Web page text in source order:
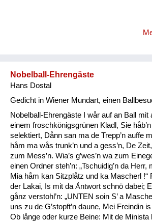
Nobelball-Ehrengäste
Hans Dostal
Gedicht in Wiener Mundart, einen
Nobelball-Ehrengäste I wår auf an Ball mit
einem froschkönigsgrünen Kladl, Sie
selektiert, Dånn san ma de Trepp’n auffe
håm ma wås trunk’n und a gess’n, De
zum Mess’n. Wia’s g’wes’n wa zum
einen Ordner steh’n: „Tschuidig’n da
Mia håm kan Sitzplåtz und ka Mascherl !“
der Lakai, Is mit da Ǻntwort schnö dabei;
gånz verstohl’n: „UNTEN soin S’ a
uns zu de G’stopft’n daune, Mei Freindin
Ob långe oder kurze Beine: Mit de Minista